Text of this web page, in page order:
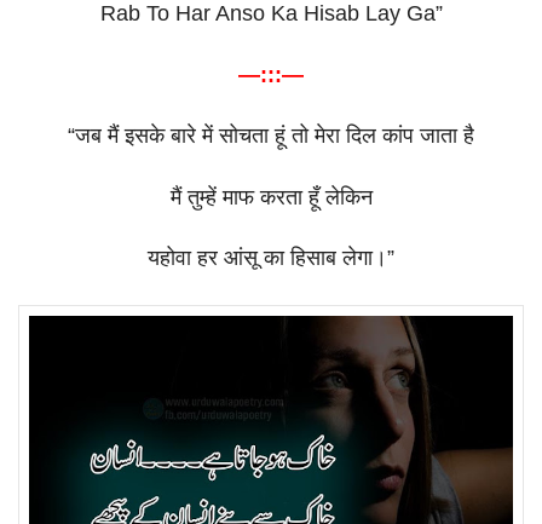
Rab To Har Anso Ka Hisab Lay Ga”
—:::—
“जब मैं इसके बारे में सोचता हूं तो मेरा दिल कांप जाता है
मैं तुम्हें माफ करता हूँ लेकिन
यहोवा हर आंसू का हिसाब लेगा। ”